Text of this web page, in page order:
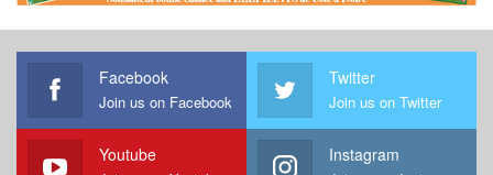
Facebook
Join us on Facebook
Twitter
Join us on Twitter
Youtube Instagram